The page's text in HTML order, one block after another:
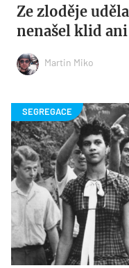
Ze zloděje
nenašel klid
Martin Miko